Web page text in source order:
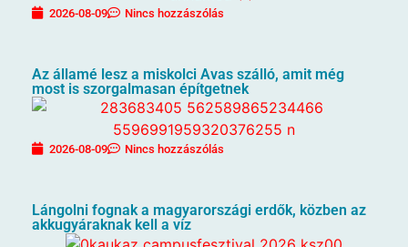
2026-08-09 Nincs hozzászólás
Az államé lesz a miskolci Avas szálló, amit még
most is szorgalmasan építgetnek
2026-08-09 Nincs hozzászólás
Lángolni fognak a magyarországi erdők, közben az
akkugyáraknak kell a víz